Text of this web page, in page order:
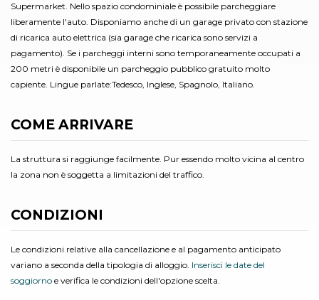
Supermarket. Nello spazio condominiale è possibile parcheggiare
liberamente l'auto. Disponiamo anche di un garage privato con stazione
di ricarica auto elettrica (sia garage che ricarica sono servizi a
pagamento). Se i parcheggi interni sono temporaneamente occupati a
200 metri è disponibile un parcheggio pubblico gratuito molto
capiente. Lingue parlate:Tedesco, Inglese, Spagnolo, Italiano.
COME ARRIVARE
La struttura si raggiunge facilmente. Pur essendo molto vicina al centro
la zona non è soggetta a limitazioni del traffico.
CONDIZIONI
Le condizioni relative alla cancellazione e al pagamento anticipato
variano a seconda della tipologia di alloggio. Inserisci le date del
soggiorno e verifica le condizioni dell'opzione scelta.